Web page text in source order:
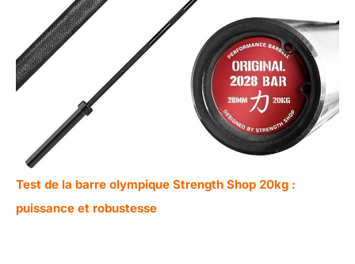
Test de la barre olympique Strength Shop 20kg :
puissance et robustesse